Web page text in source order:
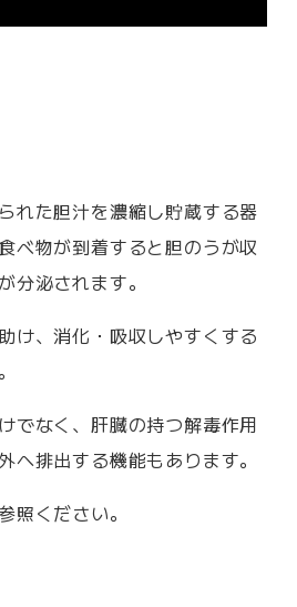
れた胆汁を濃縮し貯蔵する器
べ物が到着すると胆のうが収
分泌されます。
け、消化・吸収しやすくする
でなく、肝臓の持つ解毒作用
へ排出する機能もあります。
照ください。